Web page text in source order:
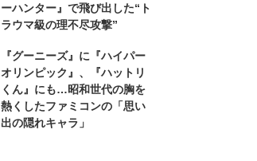
ーハンター』で飛び出した“ト
ラウマ級の理不尽攻撃”
『グーニーズ』に『ハイパー
オリンピック』、『ハットリ
くん』にも…昭和世代の胸を
熱くしたファミコンの「思い
出の隠れキャラ」